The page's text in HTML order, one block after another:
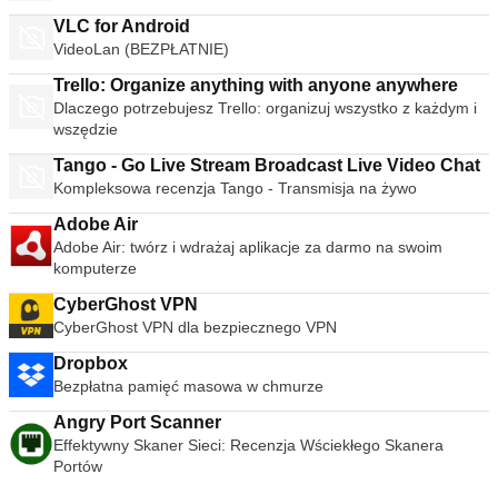
VLC for Android
VideoLan (BEZPŁATNIE)
Trello: Organize anything with anyone anywhere
Dlaczego potrzebujesz Trello: organizuj wszystko z każdym i
wszędzie
Tango - Go Live Stream Broadcast Live Video Chat
Kompleksowa recenzja Tango - Transmisja na żywo
Adobe Air
Adobe Air: twórz i wdrażaj aplikacje za darmo na swoim
komputerze
CyberGhost VPN
CyberGhost VPN dla bezpiecznego VPN
Dropbox
Bezpłatna pamięć masowa w chmurze
Angry Port Scanner
Effektywny Skaner Sieci: Recenzja Wściekłego Skanera
Portów